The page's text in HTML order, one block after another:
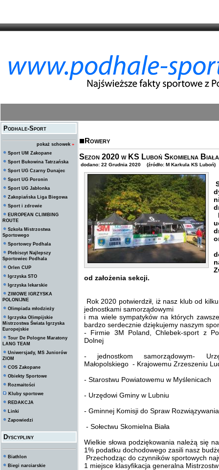
Podhale-Sport
pokaż schowek »
Sport UM Zakopane
Sport Bukowina Tatrzańska
Sport UG Czarny Dunajec
Sport UG Poronin
Sport UG Jabłonka
Zakopiańska Liga Biegowa
Sport i zdrowie
EUROPEAN CLIMBING
ROUTE
Szkoła Mistrzostwa
Sportowego
Sportowcy Podhala
Plebiscyt Najlepszy
Sportowiec Podhala
Orlen CUP
Igrzyska STO
Igrzyska lekarskie
ZIMOWE IGRZYSKA
POLONIJNE
Olimpiada młodzieży
Igrzyska Olimpijskie
Mistrzostwa Świata Igrzyska
Europejskie
Tour De Pologne Maratony
LANG TEAM
Uniwersjady, MS Juniorów
ZIOM
COS Zakopane
Obiekty Sportowe
Rozmaitości
Kluby sportowe
REDAKCJA
Linki
Zapowiedzi
Dyscypliny
Biathlon
Biegi narciarskie
Rowery
Sezon 2020 w KS Luboń Skomielna Biała
dodano: 22 Grudnia 2020 (źródło: M Karkula KS Luboń)
od założenia sekcji.
Rok 2020 potwierdził, iż nasz klub od
jednostkami samorządowymi
i ma wiele sympatyków na których
bardzo serdecznie dziękujemy naszym
- Firmie 3M Poland, Chlebek-sport z
Dolnej
- jednostkom samorządowym-
Małopolskiego - Krajowemu Zrzeszeniu
- Starostwu Powiatowemu w Myślenicach
- Urzędowi Gminy w Lubniu
- Gminnej Komisji do Spraw
- Sołectwu Skomielna Biała
Wielkie słowa podziękowania należą się
1% podatku dochodowego zasili nasz
Przechodząc do czynników sportowych
1 miejsce klasyfikacja generalna